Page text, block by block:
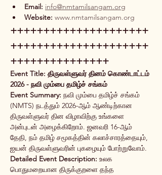
Email: info@nmtamilsangam.org
Website: www.nmtamilsangam.org
+++++++++++++++++++++
+++++++++++++++++++++
+++++++++++++++
Event Title: திருவள்ளுவர் தினம் கொண்டாட்டம்
2026 - நவி மும்பை தமிழ்ச் சங்கம்
Event Summary: நவி மும்பை தமிழ்ச் சங்கம்
(NMTS) நடத்தும் 2026-ஆம் ஆண்டிற்கான
திருவள்ளுவர் தின விழாவிற்கு உங்களை
அன்புடன் அழைக்கிறோம். ஜனவரி 16-ஆம்
தேதி, நம் தமிழ் சமூகத்தின் கலாச்சாரத்தையும்,
ஐயன் திருவள்ளுவரின் புகழையும் போற்றுவோம்.
Detailed Event Description: உலக
பொதுமறையான திருக்குறளை தந்த